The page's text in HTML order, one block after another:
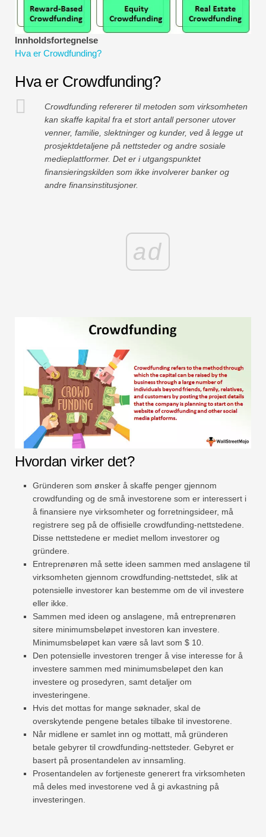
Økonomiske modelleringsveiledninger
Fullstendig format
Innholdsfortegnelse
Hva er Crowdfunding?
Hva er Crowdfunding?
Crowdfunding refererer til metoden som virksomheten
kan skaffe kapital fra et stort antall personer utover
venner, familie, slektninger og kunder, ved å legge ut
prosjektdetaljene på nettsteder og andre sosiale
medieplattformer. Det er i utgangspunktet
finansieringskilden som ikke involverer banker og
andre finansinstitusjoner.
ad
Hvordan virker det?
Gründeren som ønsker å skaffe penger gjennom
crowdfunding og de små investorene som er interessert i
å finansiere nye virksomheter og forretningsideer, må
registrere seg på de offisielle crowdfunding-nettstedene.
Disse nettstedene er mediet mellom investorer og
gründere.
Entreprenøren må sette ideen sammen med anslagene til
virksomheten gjennom crowdfunding-nettstedet, slik at
potensielle investorer kan bestemme om de vil investere
eller ikke.
Sammen med ideen og anslagene, må entreprenøren
sitere minimumsbeløpet investoren kan investere.
Minimumsbeløpet kan være så lavt som $ 10.
Den potensielle investoren trenger å vise interesse for å
investere sammen med minimumsbeløpet den kan
investere og prosedyren, samt detaljer om
investeringene.
Hvis det mottas for mange søknader, skal de
overskytende pengene betales tilbake til investorene.
Når midlene er samlet inn og mottatt, må gründeren
betale gebyrer til crowdfunding-nettsteder. Gebyret er
basert på prosentandelen av innsamling.
Prosentandelen av fortjeneste generert fra virksomheten
må deles med investorene ved å gi avkastning på
investeringen.